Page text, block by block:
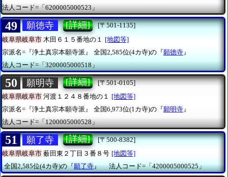
法人コード=「6200005000523」
49 願徳寺 [詳細]
[〒501-1135]
岐阜県岐阜市 木田６１５番地の１
[地図等]
宗派名=『浄土真宗本願寺派』
全国2,585位(4カ寺)の『 願徳寺 』
法人コード=「3200005000518」
50 願明寺 [詳細]
[〒501-0105]
岐阜県岐阜市 河渡１２４８番地の１ [地図等]
宗派名=『浄土真宗本願寺派』
全国6,973位(1カ寺)の『願明寺』
法人コード=「1200005000528」
51 願了寺 [詳細]
[〒500-8382]
岐阜県岐阜市 薮田東２丁目３番８号 [地図等]
全国2,585位(4カ寺)の『願了寺』 法人コード=「4200005000525」